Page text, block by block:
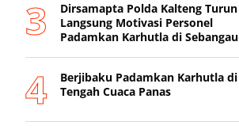
Dirsamapta Polda Kalteng Turun
Langsung Motivasi Personel
Padamkan Karhutla di Sebangau
Berjibaku Padamkan Karhutla di
Tengah Cuaca Panas